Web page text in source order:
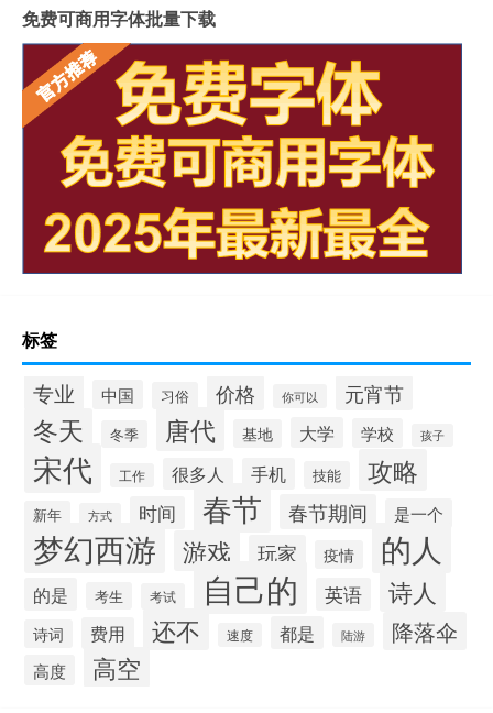
免费可商用字体批量下载
标签
专业 中国 习俗 价格 你可以 元宵节
冬天 冬季 唐代 基地 大学 学校 孩子
宋代 工作 很多人 手机 技能 攻略
新年 方式 时间 春节 春节期间 是一个
梦幻西游 游戏 玩家 疫情 的人
的是 考生 考试 自己的 英语 诗人
诗词 费用 还不 速度 都是 陆游 降落伞
高度 高空